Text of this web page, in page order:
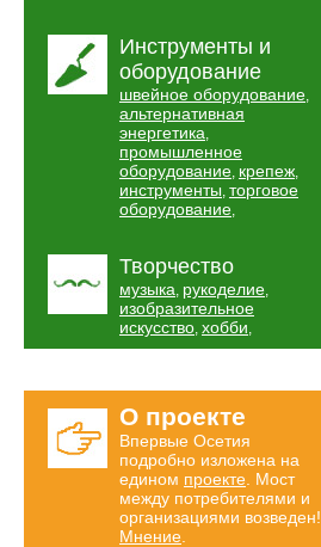
Инструменты и
оборудование
швейное оборудование,
альтернативная
энергетика,
промышленное
оборудование, крепеж,
инструменты, торговое
оборудование,
Творчество
музыка, рукоделие,
изобразительное
искусство, хобби,
О проекте
Впервые Осетия
подробно изложена на
едином проекте . Мост
между потребителями и
организациями возведен!
Мнение